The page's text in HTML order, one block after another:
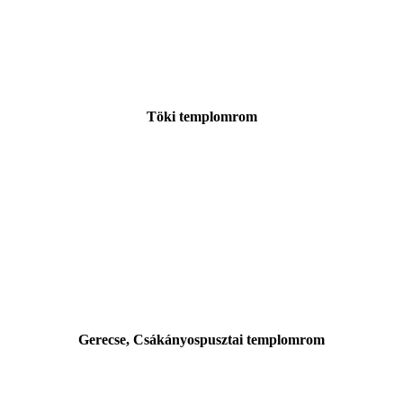
Töki templomrom
Gerecse, Csákányospusztai templomrom